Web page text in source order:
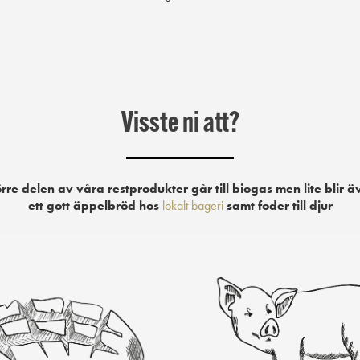
Visste ni att?
delen av våra restprodukter går till biogas men lite blir
ett gott äppelbröd hos lokalt bagerisamt foder till djur